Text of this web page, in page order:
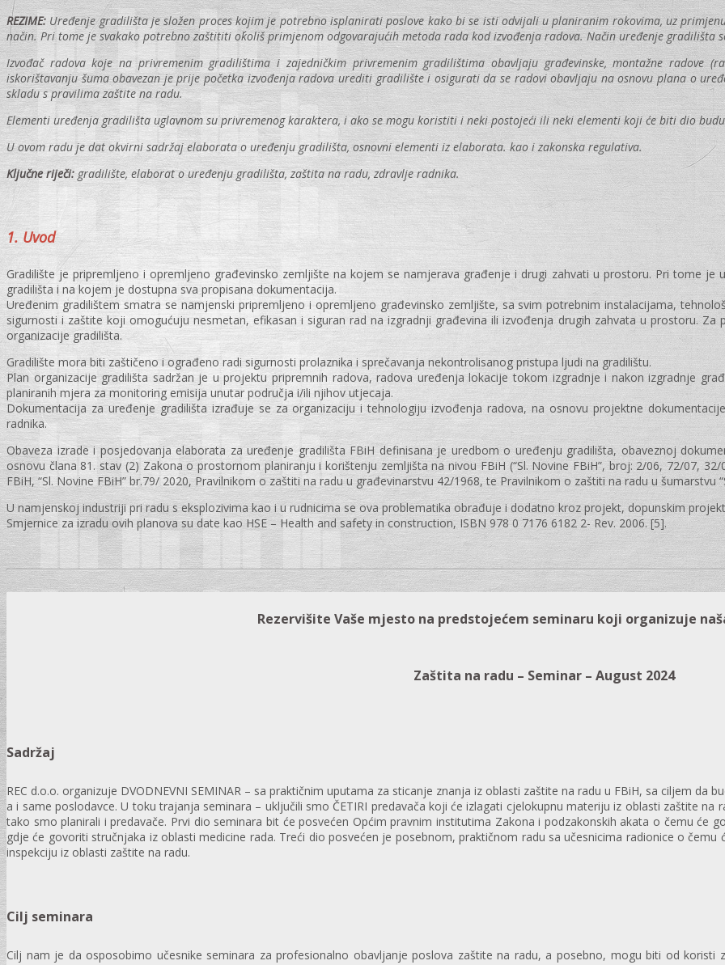
REZIME: Uređenje gradilišta je složen proces kojim je potrebno isplanirati poslove kako bi se isti odvijali u planiranim rokovima, uz
način. Pri tome je svakako potrebno zaštititi okoliš primjenom odgovarajućih metoda rada kod izvođenja radova. Način uređenje
Izvođač radova koje na privremenim gradilištima i zajedničkim privremenim gradilištima obavljaju građevinske, montažne radove
iskorištavanju šuma obavezan je prije početka izvođenja radova urediti gradilište i osigurati da se radovi obavljaju na osnovu plana o
skladu s pravilima zaštite na radu.
Elementi uređenja gradilišta uglavnom su privremenog karaktera, i ako se mogu koristiti i neki postojeći ili neki elementi koji će biti dio
U ovom radu je dat okvirni sadržaj elaborata o uređenju gradilišta, osnovni elementi iz elaborata. kao i zakonska regulativa.
Ključne riječi:gradilište, elaborat o uređenju gradilišta, zaštita na radu, zdravlje radnika.
1. Uvod
Gradilište je pripremljeno i opremljeno građevinsko zemljište na kojem se namjerava građenje i drugi zahvati u prostoru. Pri tome
gradilišta i na kojem je dostupna sva propisana dokumentacija.
Uređenim gradilištem smatra se namjenski pripremljeno i opremljeno građevinsko zemljište, sa svim potrebnim instalacijama,
sigurnosti i zaštite koji omogućuju nesmetan, efikasan i siguran rad na izgradnji građevina ili izvođenja drugih zahvata u prostoru.
organizacije gradilišta.
Gradilište mora biti zaštičeno i ograđeno radi sigurnosti prolaznika i sprečavanja nekontrolisanog pristupa ljudi na gradilištu.
Plan organizacije gradilišta sadržan je u projektu pripremnih radova, radova uređenja lokacije tokom izgradnje i nakon izgradnje
planiranih mjera za monitoring emisija unutar područja i/ili njihov utjecaja.
Dokumentacija za uređenje gradilišta izrađuje se za organizaciju i tehnologiju izvođenja radova, na osnovu projektne
radnika.
Obaveza izrade i posjedovanja elaborata za uređenje gradilišta FBiH definisana je uredbom o uređenju gradilišta, obaveznoj
osnovu člana 81. stav (2) Zakona o prostornom planiranju i korištenju zemljišta na nivou FBiH (“Sl. Novine FBiH”, broj: 2/06, 72/07,
FBiH, “Sl. Novine FBiH” br.79/ 2020, Pravilnikom o zaštiti na radu u građevinarstvu 42/1968, te Pravilnikom o zaštiti na radu u šumarstvu
U namjenskoj industriji pri radu s eksplozivima kao i u rudnicima se ova problematika obrađuje i dodatno kroz projekt, dopunskim
Smjernice za izradu ovih planova su date kao HSE – Health and safety in construction, ISBN 978 0 7176 6182 2- Rev. 2006. [5].
Rezervišite Vaše mjesto na predstojećem seminaru koji organizuje
Zaštita na radu – Seminar – August 2024
Sadržaj
REC d.o.o. organizuje DVODNEVNI SEMINAR – sa praktičnim uputama za sticanje znanja iz oblasti zaštite na radu u FBiH, sa ciljem
a i same poslodavce. U toku trajanja seminara – uključili smo ČETIRI predavača koji će izlagati cjelokupnu materiju iz oblasti zaštite
tako smo planirali i predavače. Prvi dio seminara bit će posvećen Općim pravnim institutima Zakona i podzakonskih akata o čemu će
gdje će govoriti stručnjaka iz oblasti medicine rada. Treći dio posvećen je posebnom, praktičnom radu sa učesnicima radionice o
inspekciju iz oblasti zaštite na radu.
Cilj seminara
Cilj nam je da osposobimo učesnike seminara za profesionalno obavljanje poslova zaštite na radu, a posebno, mogu biti od